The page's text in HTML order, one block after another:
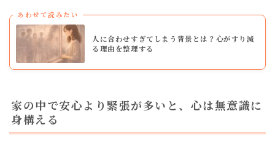
あわせて読みたい
人に合わせすぎてしまう背景とは？心がすり減
る理由を整理する
家の中で安心より緊張が多いと、心は無意識に
身構える